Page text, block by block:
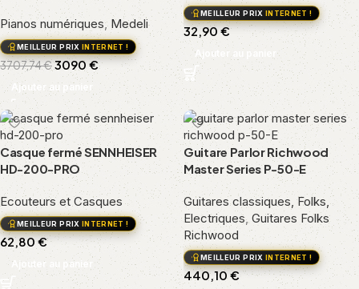
Pianos numériques, Medeli
MEILLEUR PRIX INTERNET !
3707,74€3090€
Ajouter au panier
MEILLEUR PRIX INTERNET !
32,90€
Ajouter au panier
Casque fermé SENNHEISER
HD-200-PRO
Ecouteurs et Casques
MEILLEUR PRIX INTERNET !
62,80€
Ajouter au panier
Guitare Parlor Richwood
Master Series P-50-E
Guitares classiques, Folks,
Electriques, Guitares Folks
Richwood
MEILLEUR PRIX INTERNET !
440,10€